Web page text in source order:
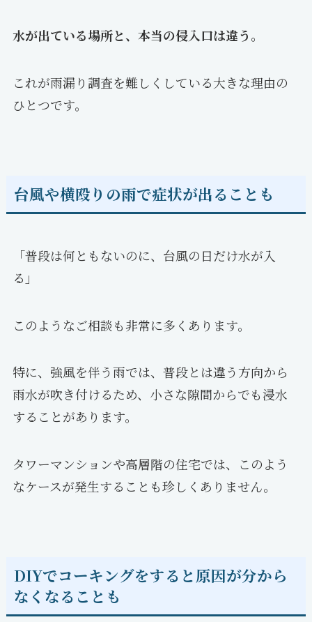
水が出ている場所と、本当の侵入口は違う。
これが雨漏り調査を難しくしている大きな理由の
ひとつです。
台風や横殴りの雨で症状が出ることも
「普段は何ともないのに、台風の日だけ水が入
る」
このようなご相談も非常に多くあります。
特に、強風を伴う雨では、普段とは違う方向から
雨水が吹き付けるため、小さな隙間からでも浸水
することがあります。
タワーマンションや高層階の住宅では、このよう
なケースが発生することも珍しくありません。
DIYでコーキングをすると原因が分から
なくなることも